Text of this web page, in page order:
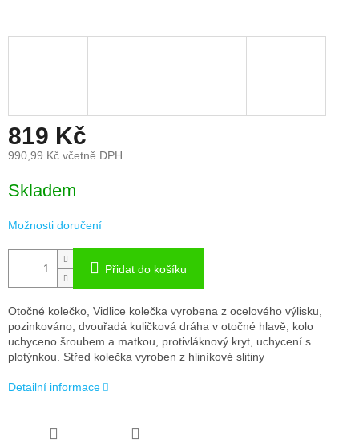
819 Kč
990,99 Kč včetně DPH
cena:
Skladem
Možnosti doručení
Přidat do košíku
Otočné kolečko, Vidlice kolečka vyrobena z ocelového výlisku,
pozinkováno, dvouřadá kuličková dráha v otočné hlavě, kolo
uchyceno šroubem a matkou, protivláknový kryt, uchycení s
plotýnkou. Střed kolečka vyroben z hliníkové slitiny
Detailní informace